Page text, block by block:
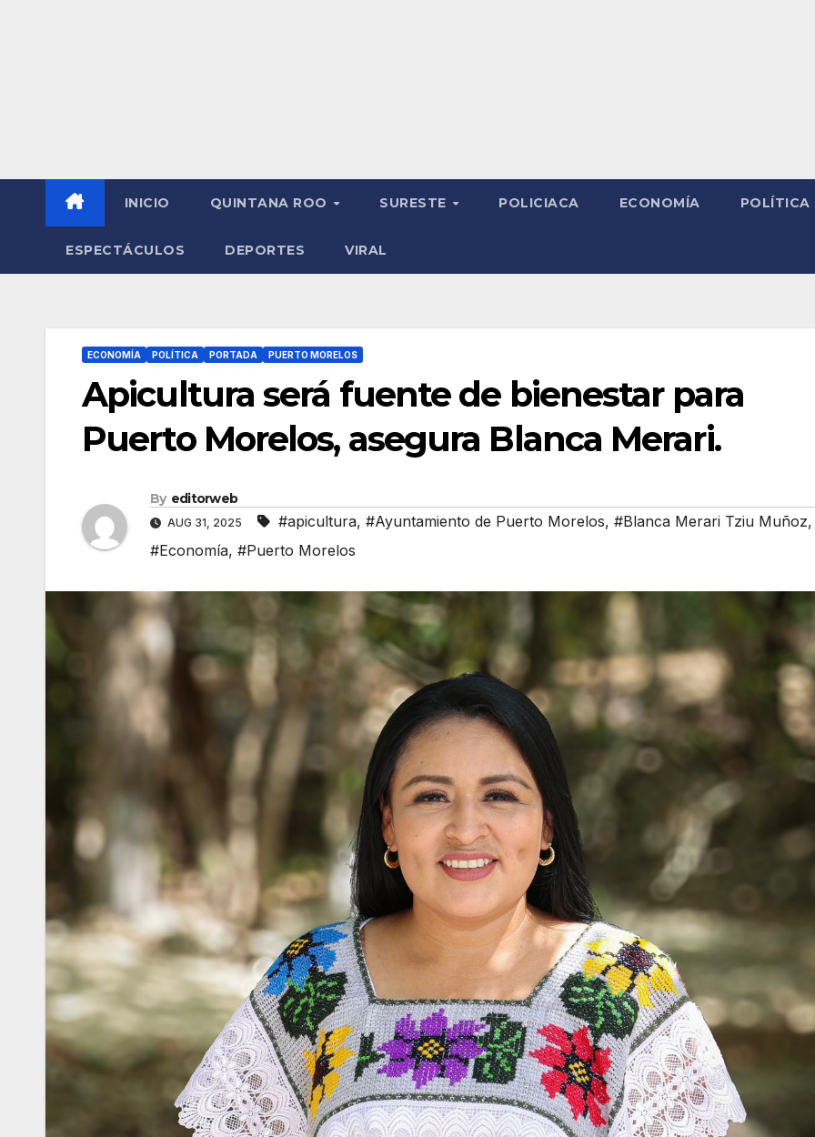
INICIO QUINTANA ROO SURESTE POLICIACA ECONOMÍA POLÍTICA
ESPECTÁCULOS DEPORTES VIRAL
ECONOMÍA POLÍTICA PORTADA PUERTO MORELOS
Apicultura será fuente de bienestar para
Puerto Morelos, asegura Blanca Merari.
By editorweb
AUG 31, 2025 #apicultura, #Ayuntamiento de Puerto Morelos, #Blanca Merari Tziu Muñoz,
#Economía, #Puerto Morelos